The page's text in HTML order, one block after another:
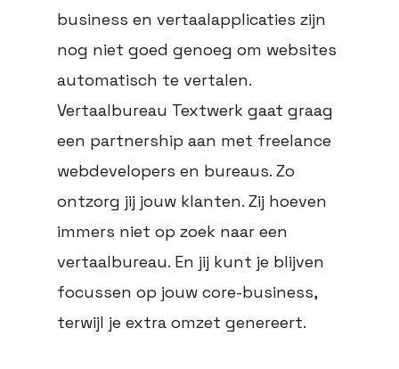
business en vertaalapplicaties zijn
nog niet goed genoeg om websites
automatisch te vertalen.
Vertaalbureau Textwerk gaat graag
een partnership aan met freelance
webdevelopers en bureaus. Zo
ontzorg jij jouw klanten. Zij hoeven
immers niet op zoek naar een
vertaalbureau. En jij kunt je blijven
focussen op jouw core-business,
terwijl je extra omzet genereert.